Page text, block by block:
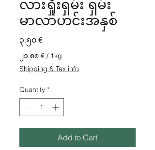
လားရှိုးရှမ်း ရှမ်း
မာလာဟင်းအနှစ်
၃.၅၀ €Price
၂၁.၈၈ € / 1kg
၂၁.၈၈ €
per
Kilogram
Shipping & Tax info
Quantity *
Add to Cart